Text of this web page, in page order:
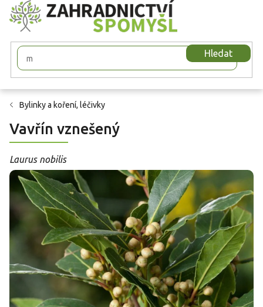
Přejít
na
obsah
Hledat
Bylinky a koření, léčivky
Vavřín vznešený
Laurus nobilis